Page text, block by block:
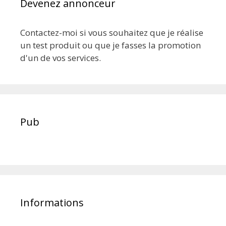
Devenez annonceur
Contactez-moi si vous souhaitez que je réalise
un test produit ou que je fasses la promotion
d'un de vos services.
Pub
Informations